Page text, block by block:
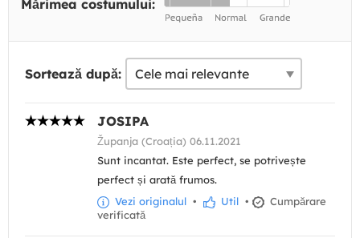
Mărimea costumului:
Sortează după:
JOSIPA
Županja (Croația) 06.11.2021
Sunt incantat. Este perfect, se potrivește
perfect și arată frumos.
Vezi originalul • Util •
Cumpărare
verificată